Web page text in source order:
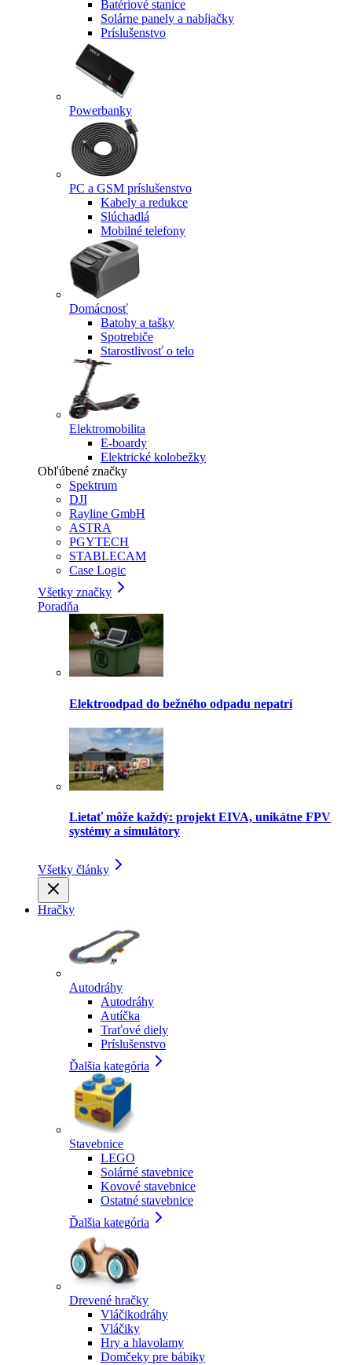
Batériové stanice
Solárne panely a nabíjačky
Príslušenstvo
Powerbanky
PC a GSM príslušenstvo
Kabely a redukce
Slúchadlá
Mobilné telefony
Domácnosť
Batohy a tašky
Spotrebiče
Starostlivosť o telo
Elektromobilita
E-boardy
Elektrické kolobežky
Obľúbené značky
Spektrum
DJI
Rayline GmbH
ASTRA
PGYTECH
STABLECAM
Case Logic
Všetky značky
Poradňa
Elektroodpad do bežného odpadu nepatrí
Lietať môže každý: projekt EIVA, unikátne FPV
systémy a simulátory
Všetky články
Hračky
Autodráhy
Autodráhy
Autíčka
Traťové diely
Príslušenstvo
Ďalšia kategória
Stavebnice
LEGO
Solárné stavebnice
Kovové stavebnice
Ostatné stavebnice
Ďalšia kategória
Drevené hračky
Vláčikodráhy
Vláčiky
Hry a hlavolamy
Domčeky pre bábiky